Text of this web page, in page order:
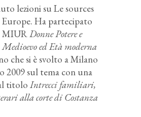
lezioni su Le sources
Ha partecipato
MIURDonne Potere e
ed Età moderna
che si è svolto a Milano
2009 sul tema con una
titolo Intrecci familiari,
alla corte di Costanza